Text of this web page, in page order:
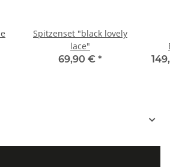
Spitzenset "black lovely
lace"
69,90 € *